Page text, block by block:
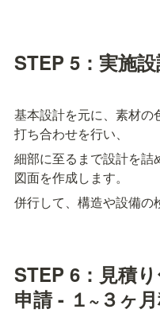
STEP 5：実施
基本設計を元に、素材の
打ち合わせを行い、
細部に至るまで設計を詰
図面を作成します。
併行して、構造や設備の
STEP 6：見積
申請 - １~３ヶ